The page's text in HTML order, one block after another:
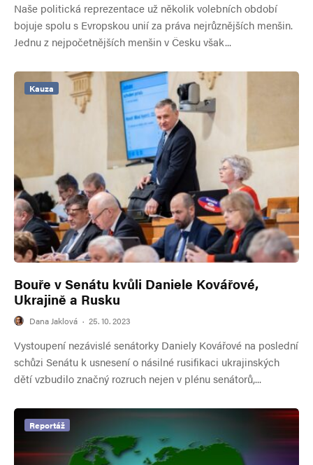
Naše politická reprezentace už několik volebních období
bojuje spolu s Evropskou unií za práva nejrůznějších menšin.
Jednu z nejpočetnějších menšin v Česku však...
Kauza
Bouře v Senátu kvůli Daniele Kovářové,
Ukrajině a Rusku
Dana Jaklová · 25. 10. 2023
Vystoupení nezávislé senátorky Daniely Kovářové na poslední
schůzi Senátu k usnesení o násilné rusifikaci ukrajinských
dětí vzbudilo značný rozruch nejen v plénu senátorů,...
Reportáž